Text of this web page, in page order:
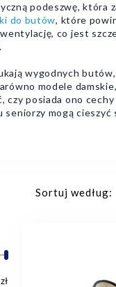
podeszwę, która
do butów, które
co jest
wygodnych
modele
czy posiada ono
seniorzy mogą
zł
Sortuj według: